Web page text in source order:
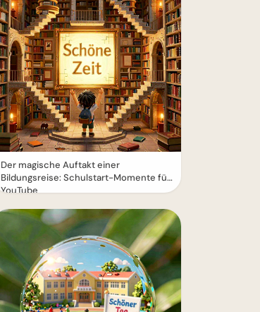
Der magische Auftakt einer
Bildungsreise: Schulstart-Momente für
YouTube